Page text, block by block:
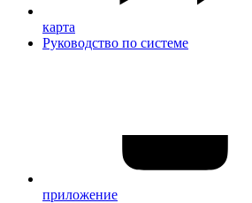
карта
Руководство по системе
приложение